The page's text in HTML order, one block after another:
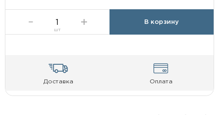
шт
В корзину
Доставка Оплата